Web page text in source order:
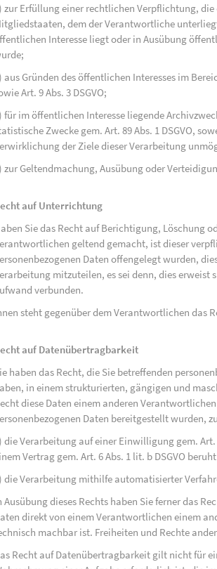
zur Erfüllung einer rechtlichen Verpflichtung,
dem der Verantwortliche
Interesse liegt oder in Ausübung
aus Gründen des öffentlichen Interesses im
Art. 9 Abs. 3 DSGVO;
für im öffentlichen Interesse liegende
Zwecke gem. Art. 89 Abs. 1 DSGVO,
der Ziele dieser Verarbeitung
zur Geltendmachung, Ausübung oder
auf Unterrichtung
Sie das Recht auf Berichtigung, Löschung
geltend gemacht, ist dieser
Daten offengelegt wurden,
mitzuteilen, es sei denn, dies
verbunden.
steht gegenüber dem Verantwortlichen das
auf Datenübertragbarkeit
haben das Recht, die Sie betreffenden
in einem strukturierten, gängigen und
diese Daten einem anderen
Daten bereitgestellt wurden,
die Verarbeitung auf einer Einwilligung gem. Art.
Vertrag gem. Art. 6 Abs. 1 lit. b DSGVO
die Verarbeitung mithilfe automatisierter
Ausübung dieses Rechts haben Sie ferner das
direkt von einem Verantwortlichen einem
machbar ist. Freiheiten und Rechte
Recht auf Datenübertragbarkeit gilt nicht für